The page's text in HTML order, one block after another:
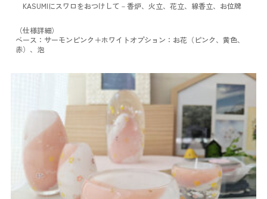
KASUMIにスワロをおつけして －香炉、火立、花立、線香立、お位牌
（仕様詳細）
ベース：サーモンピンク＋ホワイトオプション：お花（ピンク、黄色、
赤）、泡